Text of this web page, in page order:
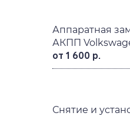
Аппаратная
АКПП
от 1 600 р.
Снятие и